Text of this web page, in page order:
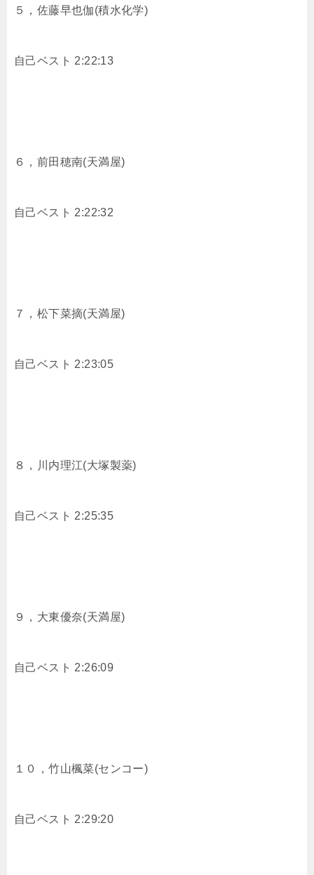
５，佐藤早也伽(積水化学)
自己ベスト 2:22:13
６，前田穂南(天満屋)
自己ベスト 2:22:32
７， 松下菜摘(天満屋)
自己ベスト 2:23:05
８， 川内理江(大塚製薬)
自己ベスト 2:25:35
９， 大東優奈(天満屋)
自己ベスト 2:26:09
１０，竹山楓菜(センコー)
自己ベスト 2:29:20